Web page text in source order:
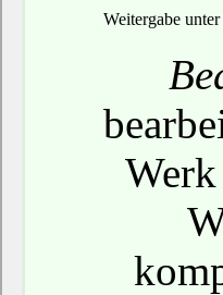
Weitergabe